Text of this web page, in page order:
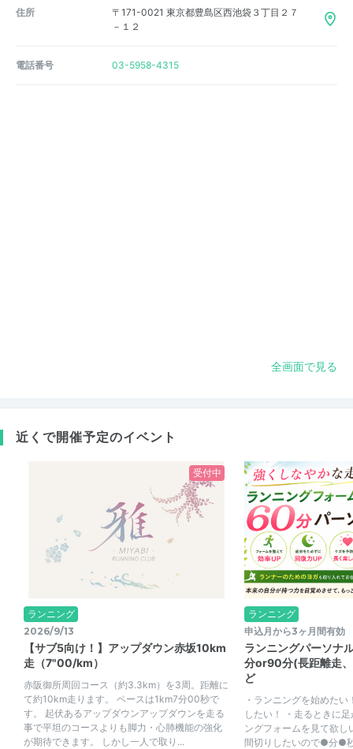
住所
〒171-0021 東京都豊島区西池袋３丁目２７
－１２
電話番号 03-5958-4315
全画面で見る
近くで開催予定のイベント
受付中
ランニング
2026/9/13
【サブ5向け！】アップダウン赤坂10km
走（7"00/km）
赤阪御所周回コース（約3.3km）を3周。距離に
て約10km走ります。 ペースは1km7分00秒で
す。 起伏あるアップダウンアップダウンを走る
事で平坦のコースよりも脚力・心肺機能の強化
が期待できます。 しかし一人で取り...
ランニング
申込月から3ヶ月間有効
ランニングパーソ
分or90分(長距離走
ど
・ランニングを始めた
したい！ ・走るときに
ングフォームを見て欲
間切りしたいので●分●